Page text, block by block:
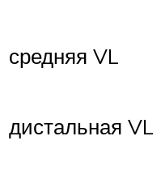
средняя VL
дистальная VL